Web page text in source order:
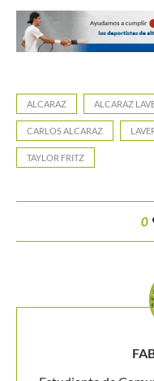
ALCARAZ ALCARAZ
CARLOS ALCARAZ
TAYLOR FRITZ
0